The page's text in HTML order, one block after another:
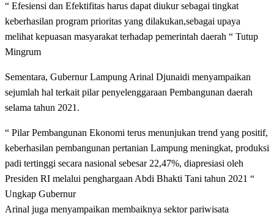
“ Efesiensi dan Efektifitas harus dapat diukur sebagai tingkat
keberhasilan program prioritas yang dilakukan,sebagai upaya
melihat kepuasan masyarakat terhadap pemerintah daerah “ Tutup
Mingrum
Sementara, Gubernur Lampung Arinal Djunaidi menyampaikan
sejumlah hal terkait pilar penyelenggaraan Pembangunan daerah
selama tahun 2021.
“ Pilar Pembangunan Ekonomi terus menunjukan trend yang positif,
keberhasilan pembangunan pertanian Lampung meningkat, produksi
padi tertinggi secara nasional sebesar 22,47%, diapresiasi oleh
Presiden RI melalui penghargaan Abdi Bhakti Tani tahun 2021 “
Ungkap Gubernur
Arinal juga menyampaikan membaiknya sektor pariwisata